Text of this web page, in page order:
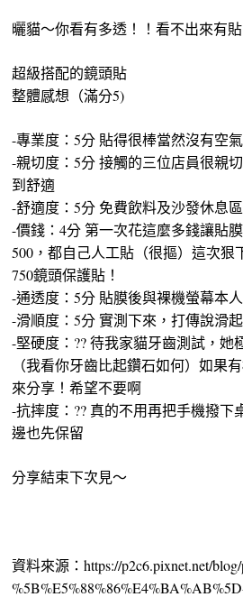
曬貓～你看有多透！！看不出來有
超級搭配的鏡頭貼
整體感想（滿分5)
-專業度：5分 貼得很棒當然沒有空
-親切度：5分 接觸的三位店員很親
到舒適
-舒適度：5分 免費飲料及沙發休息
-價錢：4分 第一次花這麼多錢讓貼
500，都自己人工貼（很摳）這次狠
750鏡頭保護貼！
-通透度：5分 貼膜後與裸機螢幕本
-滑順度：5分 實測下來，打傳說滑
-堅硬度：?? 待我家貓牙齒測試，她
（我看你牙齒比起鑽石如何）如果
來分享！希望不要啊
-抗摔度：?? 真的不用再把手機撥下
邊也先保留
分享結束下次見～
資料來源：https://p2c6.pixnet.net/